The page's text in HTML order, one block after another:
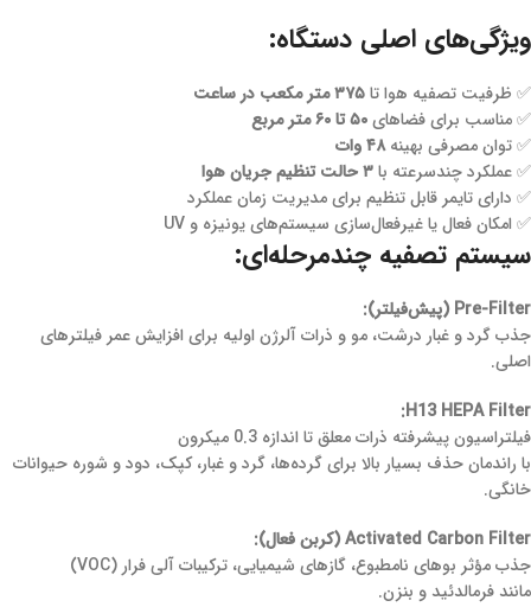
ویژگی‌های اصلی دستگاه:
✅ ظرفیت تصفیه هوا تا۳۷۵ متر مکعب در ساعت
✅ مناسب برای فضاهای۵۰ تا ۶۰ متر مربع
✅ توان مصرفی بهینه۴۸ وات
✅ عملکرد چندسرعته با۳ حالت تنظیم جریان هوا
✅ دارای تایمر قابل تنظیم برای مدیریت زمان عملکرد
✅ امکان فعال یا غیرفعال‌سازی سیستم‌های یونیزه و UV
سیستم تصفیه چندمرحله‌ای:
Pre-Filter (پیش‌فیلتر):
جذب گرد و غبار درشت، مو و ذرات آلرژن اولیه برای افزایش عمر فیلترهای
اصلی.
H13 HEPA Filter:
فیلتراسیون پیشرفته ذرات معلق تا اندازه 0.3 میکرون
با راندمان حذف بسیار بالا برای گرده‌ها، گرد و غبار، کپک، دود و شوره حیوانات
خانگی.
Activated Carbon Filter (کربن فعال):
جذب مؤثر بوهای نامطبوع، گازهای شیمیایی، ترکیبات آلی فرار (VOC)
مانند فرمالدئید و بنزن.